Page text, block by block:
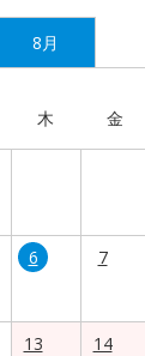
8月
木 金
6 7
13
14